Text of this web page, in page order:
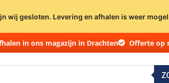
in ons magazijn in Drachten Offerte op
wij gesloten. Levering en afhalen is weer